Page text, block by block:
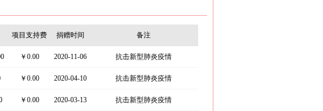
项目支持费 捐赠时间 备注
￥ 0.00 2020-11-06 抗击新型肺炎疫情
￥ 0.00 2020-04-10 抗击新型肺炎疫情
￥ 0.00 2020-03-13 抗击新型肺炎疫情